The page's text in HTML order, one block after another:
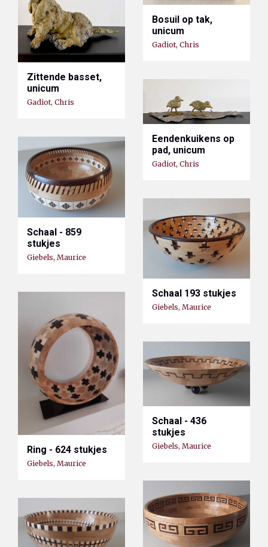
Bosuil op tak,
unicum
Gadiot, Chris
Zittende basset,
unicum
Gadiot, Chris
Eendenkuikens op
pad, unicum
Gadiot, Chris
Schaal - 859
stukjes
Giebels, Maurice
Schaal 193 stukjes
Giebels, Maurice
Ring - 624 stukjes
Giebels, Maurice
Schaal - 436
stukjes
Giebels, Maurice